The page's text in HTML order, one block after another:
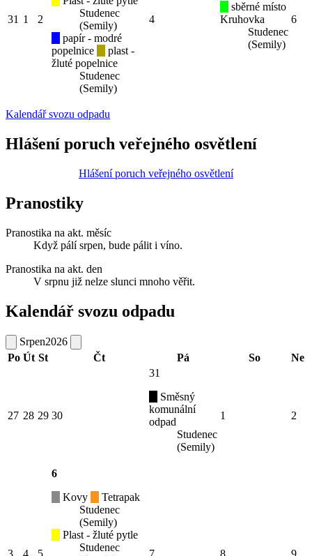
31 1 2
Studenec
(Semily)
papír - modré
popelnice
plast -
žluté popelnice
Studenec
(Semily)
4
sběrné místo
Kruhovka
Studenec
(Semily)
6
Kalendář svozu odpadu
Hlášení poruch veřejného osvětlení
Hlášení poruch veřejného osvětlení
Pranostiky
Pranostika na akt. měsíc
Když pálí srpen, bude pálit i víno.
Pranostika na akt. den
V srpnu již nelze slunci mnoho věřit.
Kalendář svozu odpadu
Srpen2026
Po Út St Čt Pá So Ne
27 28 29 30
31
Směsný
komunální
odpad
Studenec
(Semily)
1 2
3 4 5
6
Kovy
Tetrapak
Studenec
(Semily)
Plast - žluté pytle
Studenec
7 8 9